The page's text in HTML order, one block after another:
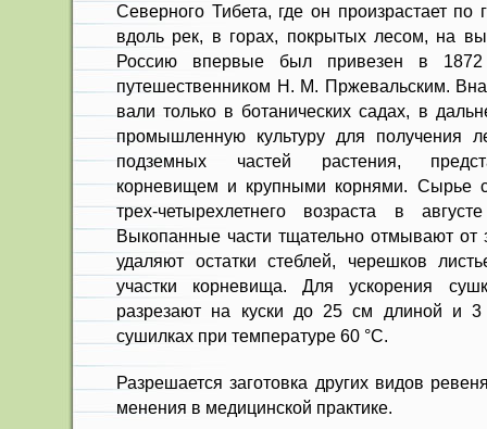
Север­ного Тибета, где он произрастает
вдоль рек, в горах, покрытых лесом, на
Россию впервые был привезен в 1872
путешественником Н. М. Прже­вальским.
вали только в ботанических садах, в
про­мышленную культуру для получения
подземных частей растения,
корневищем и крупными кор­нями. Сырье
трех-четырехлетнего возраста в
Выкопанные части тщательно отмывают от
удаляют остатки стеблей, черешков
участки корневища. Для ускорения
разрезают на куски до 25 см длиной и
сушилках при температуре 60 °С.
Разрешается заготовка других видов
менения в медицинской практике.